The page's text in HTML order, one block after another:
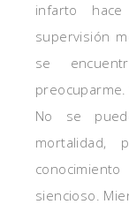
infarto
supervisión
se
No se
mortalidad,
siencioso.